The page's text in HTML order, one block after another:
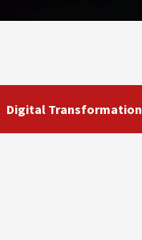
Digital Transformation